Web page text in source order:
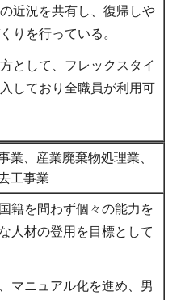
近況を共有し、復帰しや
りを行っている。
として、フレックスタイ
しており全職員が利用可
業、産業廃棄物処理業、
工事業
籍を問わず個々の能力を
人材の登用を目標として
マニュアル化を進め、男